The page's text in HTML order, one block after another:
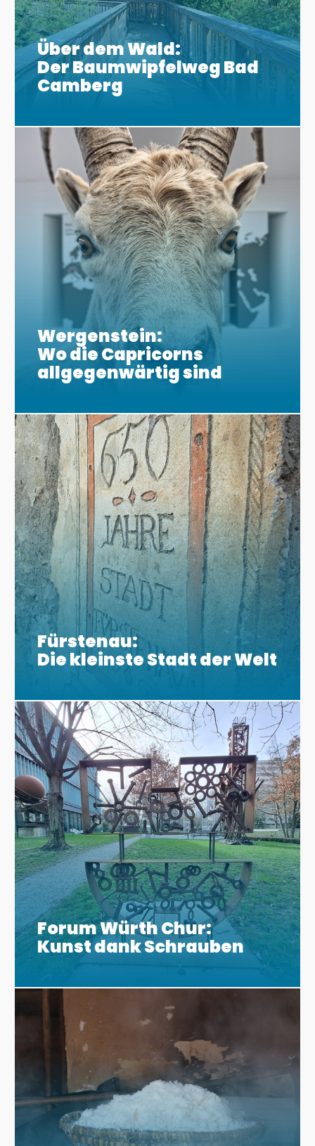
Über dem Wald:
Der Baumwipfelweg Bad
Camberg
Wergenstein:
Wo die Capricorns
allgegenwärtig sind
Fürstenau:
Die kleinste Stadt der Welt
Forum Würth Chur:
Kunst dank Schrauben